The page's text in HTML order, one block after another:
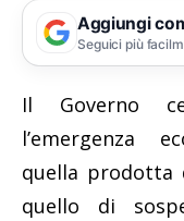
Aggiungi
Seguici più
Il Governo
l’emergenza
quella prodotta
quello di